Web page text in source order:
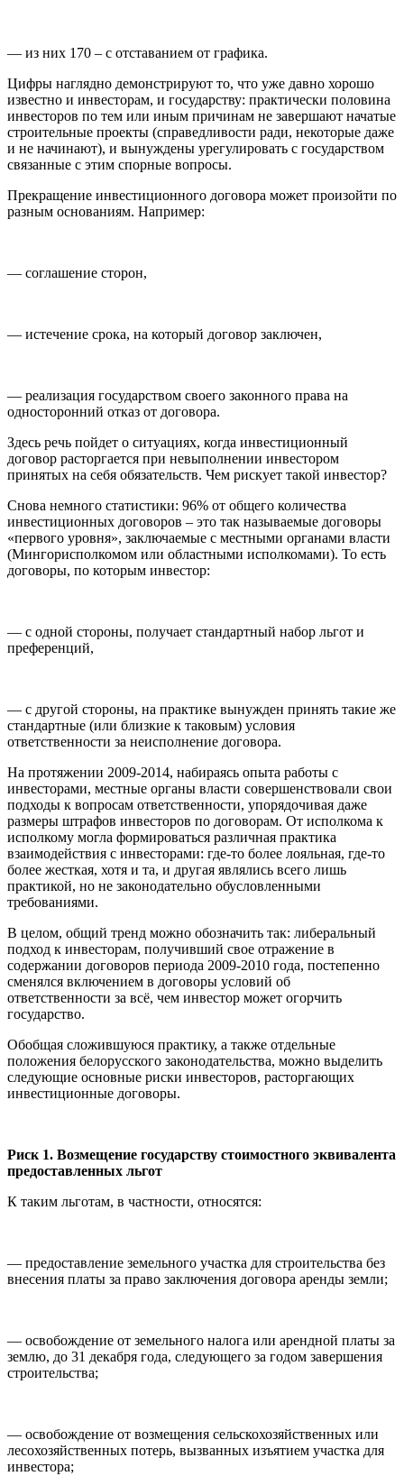
— из них 170 – с отставанием от графика.
Цифры наглядно демонстрируют то, что уже давно хорошо
известно и инвесторам, и государству: практически половина
инвесторов по тем или иным причинам не завершают начатые
строительные проекты (справедливости ради, некоторые даже
и не начинают), и вынуждены урегулировать с государством
связанные с этим спорные вопросы.
Прекращение инвестиционного договора может произойти по
разным основаниям. Например:
— соглашение сторон,
— истечение срока, на который договор заключен,
— реализация государством своего законного права на
односторонний отказ от договора.
Здесь речь пойдет о ситуациях, когда инвестиционный
договор расторгается при невыполнении инвестором
принятых на себя обязательств. Чем рискует такой инвестор?
Снова немного статистики: 96% от общего количества
инвестиционных договоров – это так называемые договоры
«первого уровня», заключаемые с местными органами власти
(Мингорисполкомом или областными исполкомами). То есть
договоры, по которым инвестор:
— с одной стороны, получает стандартный набор льгот и
преференций,
— с другой стороны, на практике вынужден принять такие же
стандартные (или близкие к таковым) условия
ответственности за неисполнение договора.
На протяжении 2009-2014, набираясь опыта работы с
инвесторами, местные органы власти совершенствовали свои
подходы к вопросам ответственности, упорядочивая даже
размеры штрафов инвесторов по договорам. От исполкома к
исполкому могла формироваться различная практика
взаимодействия с инвесторами: где-то более лояльная, где-то
более жесткая, хотя и та, и другая являлись всего лишь
практикой, но не законодательно обусловленными
требованиями.
В целом, общий тренд можно обозначить так: либеральный
подход к инвесторам, получивший свое отражение в
содержании договоров периода 2009-2010 года, постепенно
сменялся включением в договоры условий об
ответственности за всё, чем инвестор может огорчить
государство.
Обобщая сложившуюся практику, а также отдельные
положения белорусского законодательства, можно выделить
следующие основные риски инвесторов, расторгающих
инвестиционные договоры.
Риск 1. Возмещение государству стоимостного эквивалента
предоставленных льгот
К таким льготам, в частности, относятся:
— предоставление земельного участка для строительства без
внесения платы за право заключения договора аренды земли;
— освобождение от земельного налога или арендной платы за
землю, до 31 декабря года, следующего за годом завершения
строительства;
— освобождение от возмещения сельскохозяйственных или
лесохозяйственных потерь, вызванных изъятием участка для
инвестора;